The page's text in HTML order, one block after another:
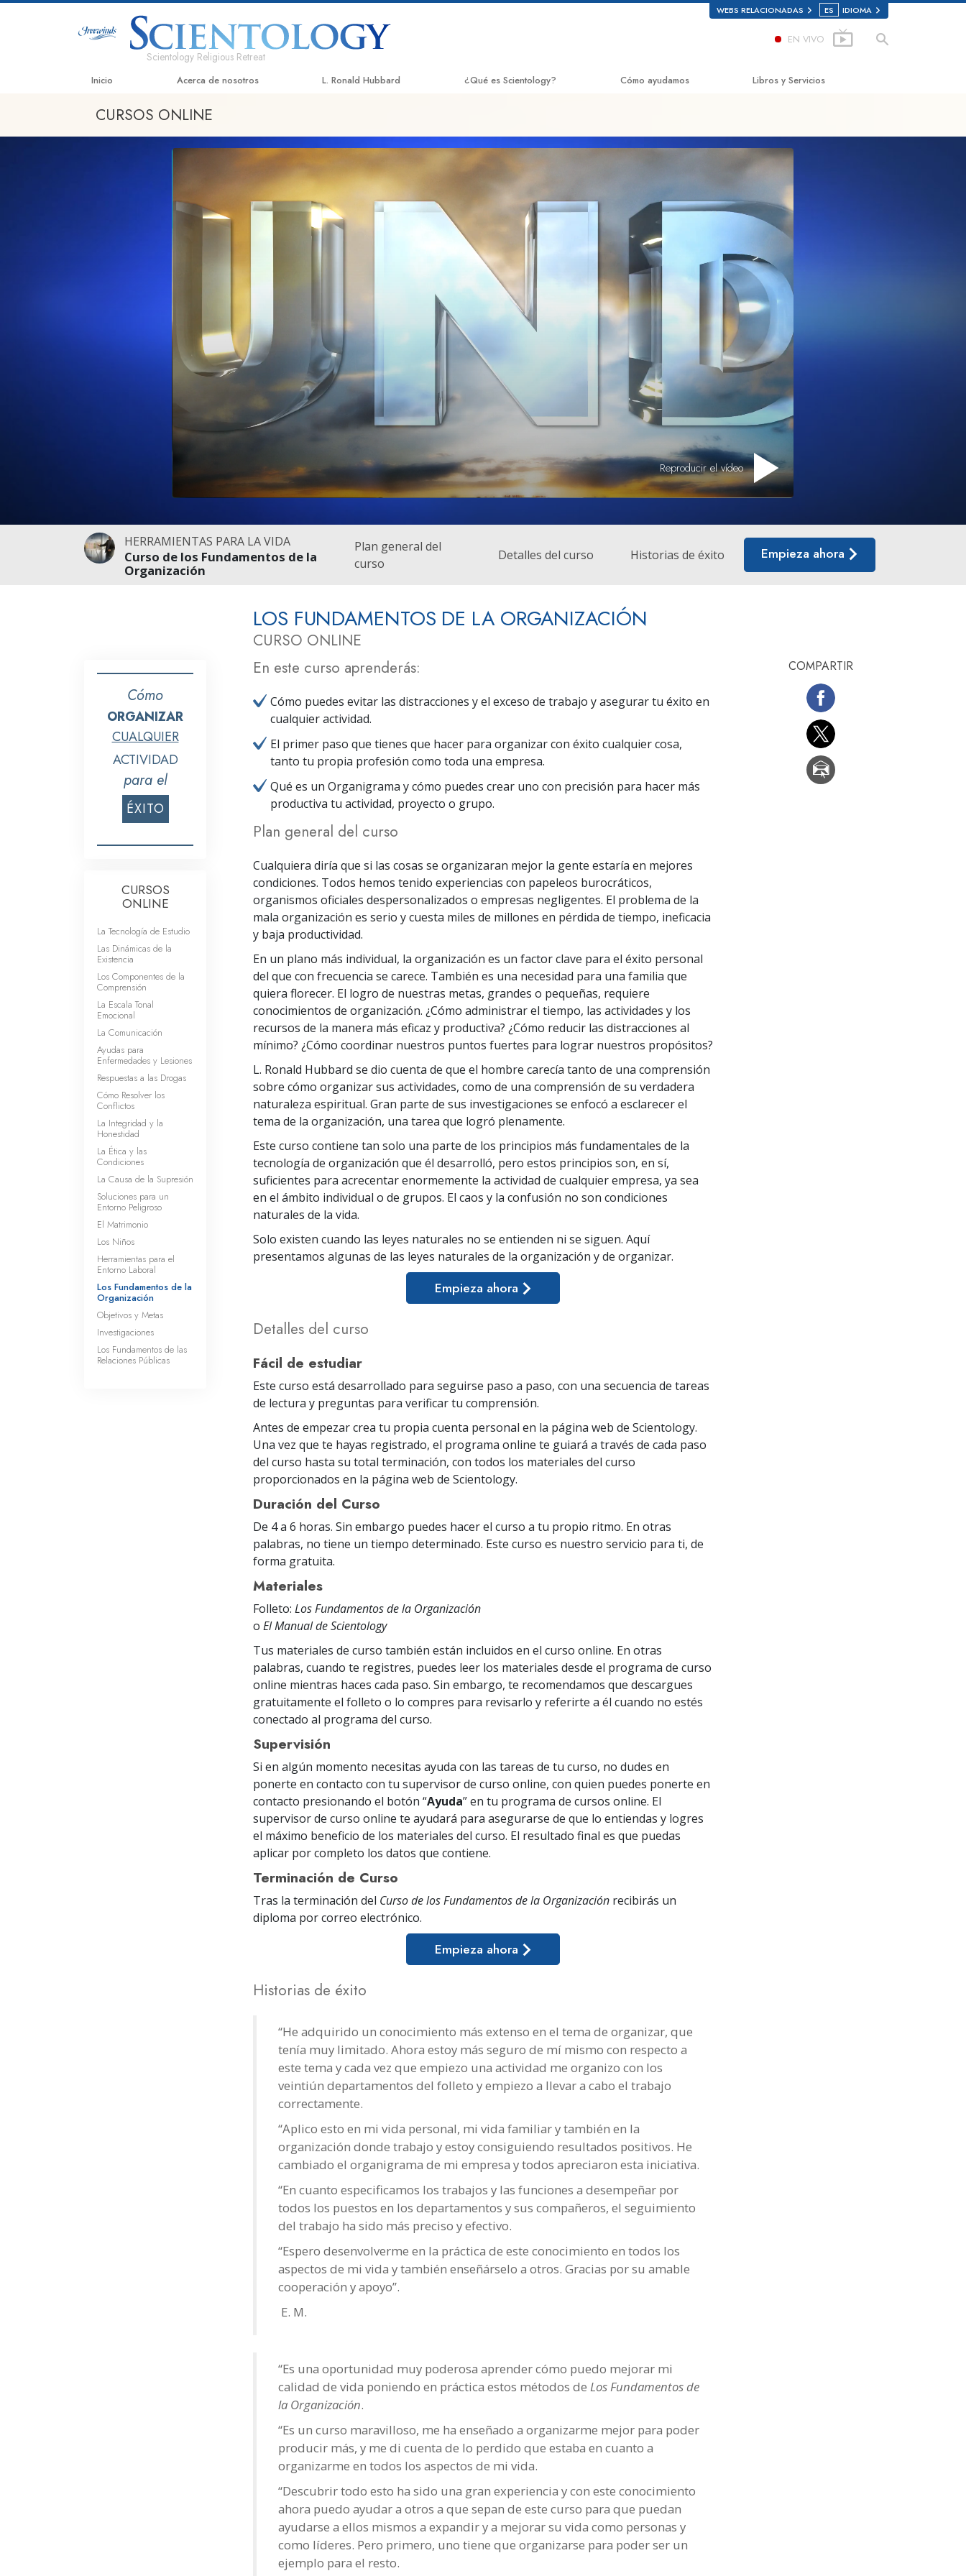
WEBS RELACIONADAS ES IDIOMA
Scientology Religious Retreat
EN VIVO
Inicio Acerca de nosotros L. Ronald Hubbard ¿Qué es Scientology?
Credos y Códigos de Scientology
Qué dicen los scientologists acerca de
Scientology
Conoce a un Scientologist
Dentro de una Iglesia
Los Principios Básicos de Scientology
Una introducción a Dianética
¿Qué es Grandeza?
Cómo ayudamos
Applied Scholastics
Narconon
La Verdad Sobre las Drogas
Unidos por los Derechos Humanos
Comisión Ciudadana de Derechos
Humanos
Ministros Voluntarios de Scientology
Libros y Servicios
Libros de Audio
Conferencias introductorias
Películas Introductorias
Comenzando Servicios
CURSOS ONLINE
Reproducir el vídeo
HERRAMIENTAS PARA LA VIDA
Curso de los Fundamentos de la
Organización
Plan general del
curso
Detalles del curso Historias de éxito Empieza ahora
LOS FUNDAMENTOS DE LA ORGANIZACIÓN
CURSO ONLINE
En este curso aprenderás:
Cómo puedes evitar las distracciones y el exceso de trabajo y asegurar tu éxito en
cualquier actividad.
El primer paso que tienes que hacer para organizar con éxito cualquier cosa,
tanto tu propia profesión como toda una empresa.
Qué es un Organigrama y cómo puedes crear uno con precisión para hacer más
productiva tu actividad, proyecto o grupo.
Plan general del curso
Cualquiera diría que si las cosas se organizaran mejor la gente estaría en mejores
condiciones. Todos hemos tenido experiencias con papeleos burocráticos,
organismos oficiales despersonalizados o empresas negligentes. El problema de la
mala organización es serio y cuesta miles de millones en pérdida de tiempo, ineficacia
y baja productividad.
En un plano más individual, la organización es un factor clave para el éxito personal
del que con frecuencia se carece. También es una necesidad para una familia que
quiera florecer. El logro de nuestras metas, grandes o pequeñas, requiere
conocimientos de organización. ¿Cómo administrar el tiempo, las actividades y los
recursos de la manera más eficaz y productiva? ¿Cómo reducir las distracciones al
mínimo? ¿Cómo coordinar nuestros puntos fuertes para lograr nuestros propósitos?
L. Ronald Hubbard se dio cuenta de que el hombre carecía tanto de una comprensión
sobre cómo organizar sus actividades, como de una comprensión de su verdadera
naturaleza espiritual. Gran parte de sus investigaciones se enfocó a esclarecer el
tema de la organización, una tarea que logró plenamente.
Este curso contiene tan solo una parte de los principios más fundamentales de la
tecnología de organización que él desarrolló, pero estos principios son, en sí,
suficientes para acrecentar enormemente la actividad de cualquier empresa, ya sea
en el ámbito individual o de grupos. El caos y la confusión no son condiciones
naturales de la vida.
Solo existen cuando las leyes naturales no se entienden ni se siguen. Aquí
presentamos algunas de las leyes naturales de la organización y de organizar.
Empieza ahora
Detalles del curso
Fácil de estudiar
Este curso está desarrollado para seguirse paso a paso, con una secuencia de tareas
de lectura y preguntas para verificar tu comprensión.
Antes de empezar crea tu propia cuenta personal en la página web de Scientology.
Una vez que te hayas registrado, el programa online te guiará a través de cada paso
del curso hasta su total terminación, con todos los materiales del curso
proporcionados en la página web de Scientology.
Duración del Curso
De 4 a 6 horas. Sin embargo puedes hacer el curso a tu propio ritmo. En otras
palabras, no tiene un tiempo determinado. Este curso es nuestro servicio para ti, de
forma gratuita.
Materiales
Folleto: Los Fundamentos de la Organización
o El Manual de Scientology
Tus materiales de curso también están incluidos en el curso online. En otras
palabras, cuando te registres, puedes leer los materiales desde el programa de curso
online mientras haces cada paso. Sin embargo, te recomendamos que descargues
gratuitamente el folleto o lo compres para revisarlo y referirte a él cuando no estés
conectado al programa del curso.
Supervisión
Si en algún momento necesitas ayuda con las tareas de tu curso, no dudes en
ponerte en contacto con tu supervisor de curso online, con quien puedes ponerte en
contacto presionando el botón “Ayuda” en tu programa de cursos online. El
supervisor de curso online te ayudará para asegurarse de que lo entiendas y logres
el máximo beneficio de los materiales del curso. El resultado final es que puedas
aplicar por completo los datos que contiene.
Terminación de Curso
Tras la terminación del Curso de los Fundamentos de la Organización recibirás un
diploma por correo electrónico.
Empieza ahora
Historias de éxito
“He adquirido un conocimiento más extenso en el tema de organizar, que
tenía muy limitado. Ahora estoy más seguro de mí mismo con respecto a
este tema y cada vez que empiezo una actividad me organizo con los
veintiún departamentos del folleto y empiezo a llevar a cabo el trabajo
correctamente.
“Aplico esto en mi vida personal, mi vida familiar y también en la
organización donde trabajo y estoy consiguiendo resultados positivos. He
cambiado el organigrama de mi empresa y todos apreciaron esta iniciativa.
“En cuanto especificamos los trabajos y las funciones a desempeñar por
todos los puestos en los departamentos y sus compañeros, el seguimiento
del trabajo ha sido más preciso y efectivo.
“Espero desenvolverme en la práctica de este conocimiento en todos los
aspectos de mi vida y también enseñárselo a otros. Gracias por su amable
cooperación y apoyo”.
E. M.
“Es una oportunidad muy poderosa aprender cómo puedo mejorar mi
calidad de vida poniendo en práctica estos métodos de Los Fundamentos de
la Organización.
“Es un curso maravilloso, me ha enseñado a organizarme mejor para poder
producir más, y me di cuenta de lo perdido que estaba en cuanto a
organizarme en todos los aspectos de mi vida.
“Descubrir todo esto ha sido una gran experiencia y con este conocimiento
ahora puedo ayudar a otros a que sepan de este curso para que puedan
ayudarse a ellos mismos a expandir y a mejorar su vida como personas y
como líderes. Pero primero, uno tiene que organizarse para poder ser un
ejemplo para el resto.
Cómo
ORGANIZAR
CUALQUIER
ACTIVIDAD
para el
ÉXITO
CURSOS
ONLINE
La Tecnología de Estudio
Las Dinámicas de la
Existencia
Los Componentes de la
Comprensión
La Escala Tonal
Emocional
La Comunicación
Ayudas para
Enfermedades y Lesiones
Respuestas a las Drogas
Cómo Resolver los
Conflictos
La Integridad y la
Honestidad
La Ética y las
Condiciones
La Causa de la Supresión
Soluciones para un
Entorno Peligroso
El Matrimonio
Los Niños
Herramientas para el
Entorno Laboral
Los Fundamentos de la
Organización
Objetivos y Metas
Investigaciones
Los Fundamentos de las
Relaciones Públicas
COMPARTIR